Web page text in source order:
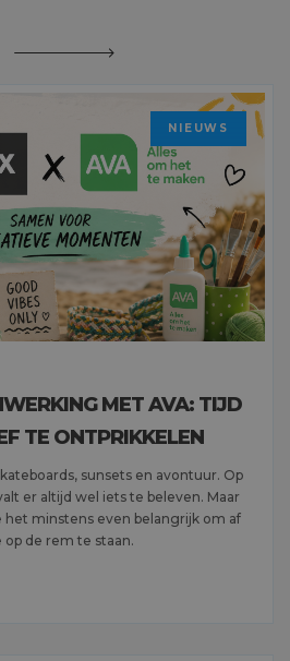
NIEUWS
MET AVA: TIJD
TE ONTPRIKKELEN
sunsets en avontuur. Op
er altijd wel iets te beleven. Maar
minstens even belangrijk om af
op de rem te staan.